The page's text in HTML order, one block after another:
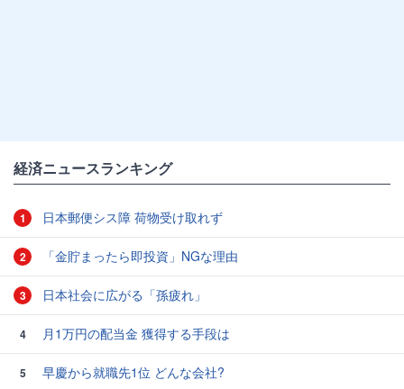
経済ニュースランキング
1 日本郵便シス障 荷物受け取れず
2 「金貯まったら即投資」NGな理由
3 日本社会に広がる「孫疲れ」
4 月1万円の配当金 獲得する手段は
5
早慶から就職先1位 どんな会社?